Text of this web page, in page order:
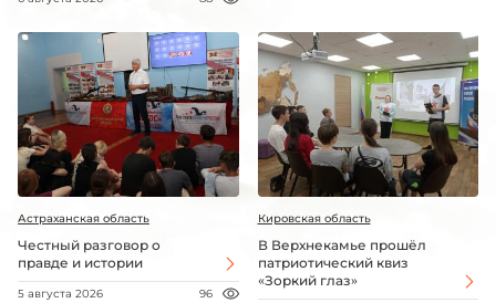
Астраханская область
Честный разговор о
правде и истории
5 августа 2026 96
Кировская область
В Верхнекамье прошёл
патриотический квиз
«Зоркий глаз»